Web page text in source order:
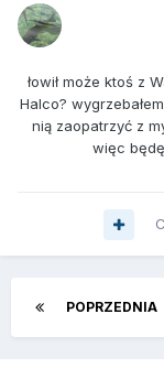
łowił może ktoś z
Halco?
nią zaopatrzyć z
więc
POPRZEDNIA